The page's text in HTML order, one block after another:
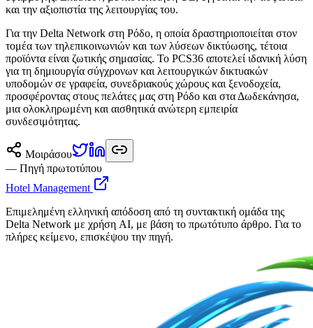
και την αξιοπιστία της λειτουργίας του.
Για την Delta Network στη Ρόδο, η οποία δραστηριοποιείται στον
τομέα των τηλεπικοινωνιών και των λύσεων δικτύωσης, τέτοια
προϊόντα είναι ζωτικής σημασίας. Το PCS36 αποτελεί ιδανική λύση
για τη δημιουργία σύγχρονων και λειτουργικών δικτυακών
υποδομών σε γραφεία, συνεδριακούς χώρους και ξενοδοχεία,
προσφέροντας στους πελάτες μας στη Ρόδο και στα Δωδεκάνησα,
μια ολοκληρωμένη και αισθητικά ανώτερη εμπειρία
συνδεσιμότητας.
Μοιράσου
— Πηγή πρωτοτύπου
Hotel Management
Επιμελημένη ελληνική απόδοση από τη συντακτική ομάδα της
Delta Network με χρήση AI, με βάση το πρωτότυπο άρθρο. Για το
πλήρες κείμενο, επισκέψου την πηγή.